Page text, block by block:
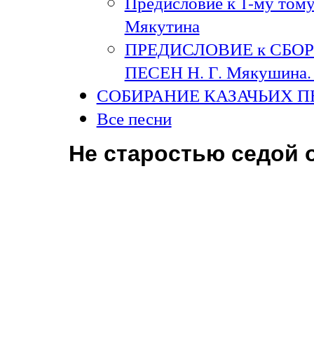
Мякутина
ПРЕДИСЛОВИЕ к
ПЕСЕН Н. Г. Мякушина.
СОБИРАНИЕ КАЗАЧЬИХ
Все песни
Не старостью седой